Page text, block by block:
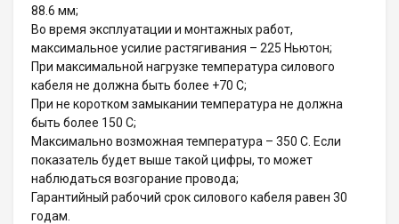
88.6 мм;
Во время эксплуатации и монтажных работ,
максимальное усилие растягивания – 225 Ньютон;
При максимальной нагрузке температура силового
кабеля не должна быть более +70 С;
При не коротком замыкании температура не должна
быть более 150 С;
Максимально возможная температура – 350 С. Если
показатель будет выше такой цифры, то может
наблюдаться возгорание провода;
Гарантийный рабочий срок силового кабеля равен 30
годам.